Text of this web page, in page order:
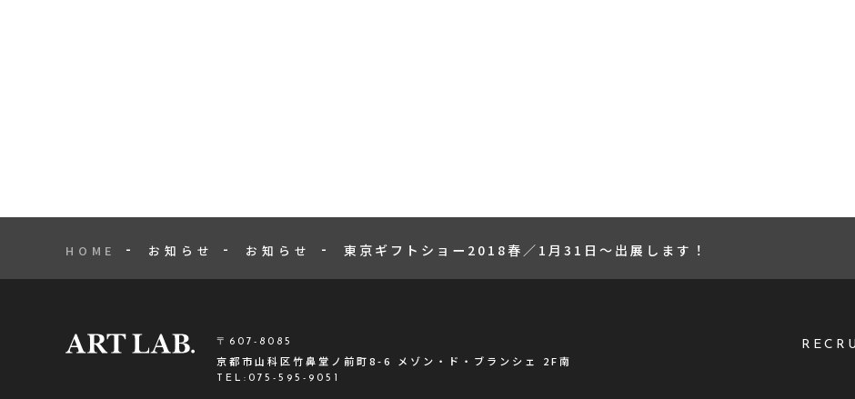
HOME お知らせ お知らせ 東京ギフトショー2018春／1月31日～出展します！
〒607-8085
京都市山科区竹鼻堂ノ前町8-6 メゾン・ド・ブランシェ 2F南
TEL: 075-595-9051